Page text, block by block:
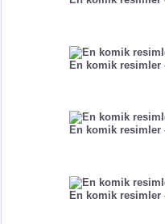
En komik resimler
En komik resimler
En komik resimler